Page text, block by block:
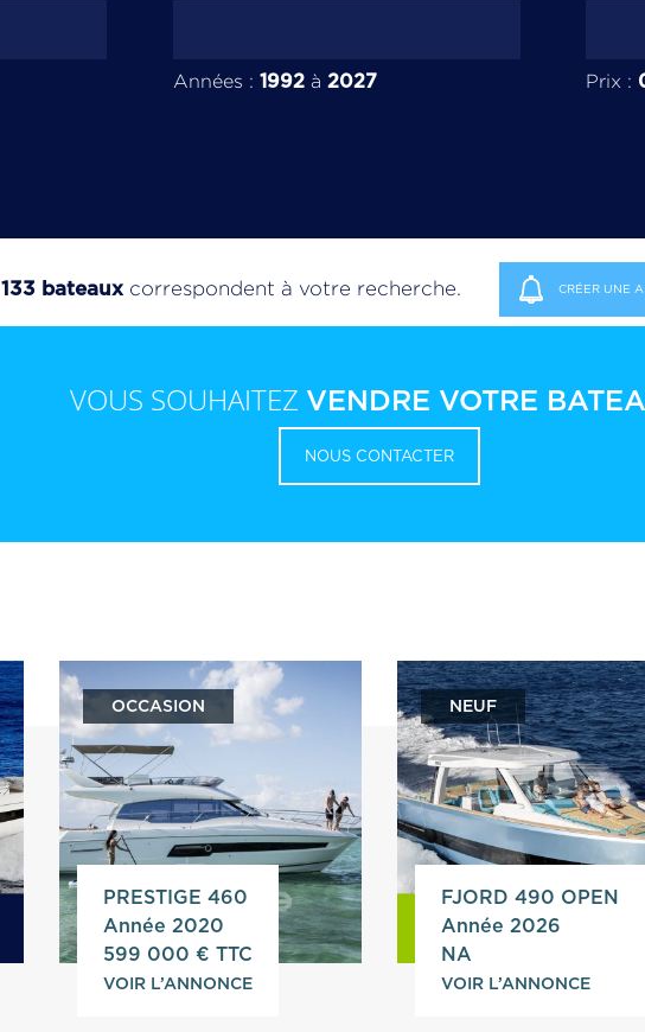
Années : 1992à 2027 Prix :
133 bateaux correspondent à votre recherche. CRÉER UNE
VOUS SOUHAITEZ VENDRE VOTRE
NOUS CONTACTER
OCCASION
PRESTIGE 460
Année 2020
599 000 € TTC
VOIR L’ANNONCE
NEUF
FJORD 490 OPEN
Année 2026
NA
VOIR L’ANNONCE